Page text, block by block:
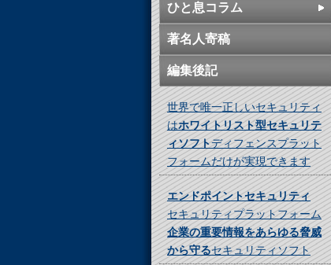
ひと息コラム
著名人寄稿
編集後記
世界で唯一正しいセキュリティ
はホワイトリスト型セキュリテ
ィソフトディフェンスプラット
フォームだけが実現できます
エンドポイントセキュリティ
セキュリティプラットフォーム
企業の重要情報をあらゆる脅威
から守るセキュリティソフト